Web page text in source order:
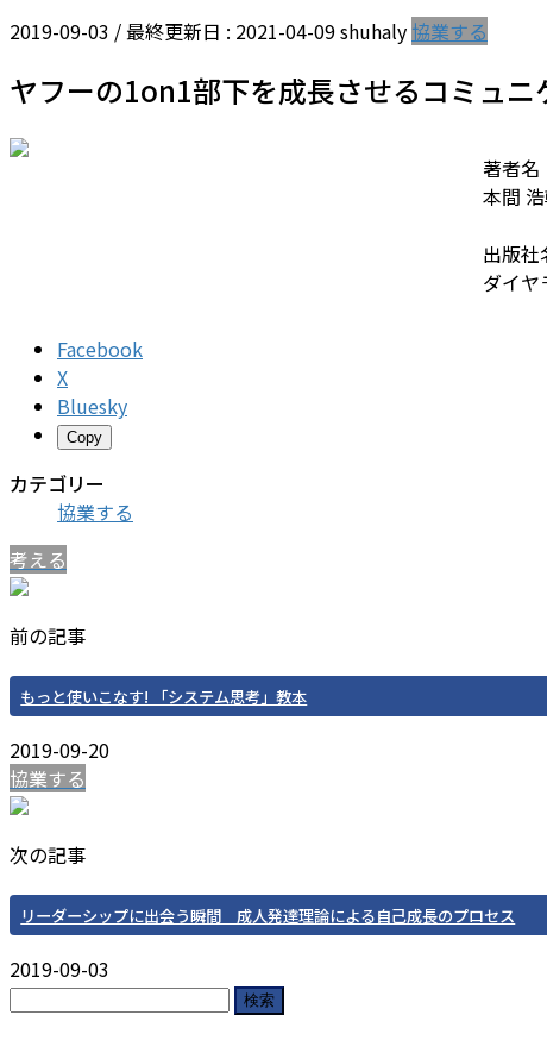
2019-09-03 / 最終更新日 : 2021-04-09shuhaly 協業する
ヤフーの1on1―――部下を成長させるコミュ
著者名
本間
出版社
ダイヤ
Facebook
X
Bluesky
Copy
カテゴリー
協業する
考える
前の記事
もっと使いこなす! 「システム思考」教本
2019-09-20
協業する
次の記事
リーダーシップに出会う瞬間 成人発達理論による自己成長のプロセス
2019-09-03
検